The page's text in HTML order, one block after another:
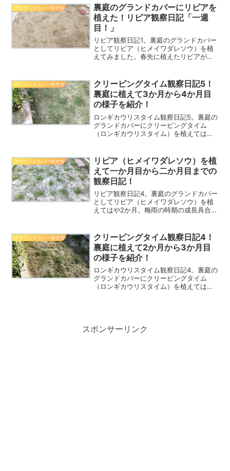
を写真でご紹介！
グラウンドカバー研究室
裏庭のグランドカバーにリピアを
植えた！リピア観察日記「一週
目！」
リピア観察日記1。裏庭のグランドカバー
としてリピア（ヒメイワダレソウ）を植
えてみました。春先に植えたリピアがど
グラウンドカバー研究室
クリーピングタイム観察日記5！
裏庭に植えて3か月から4か月目
の様子を紹介！
ロンギカウリスタイム観察日記5。裏庭の
グランドカバーにクリーピングタイム
（ロンギカウリスタイム）を植えてはや4
庭が適しているのか？なんてこともわか
ってきた。
グラウンドカバー研究室
リピア（ヒメイワダレソウ）を植
えて一か月目から二か月目までの
観察日記！
リピア観察日記4。裏庭のグランドカバー
としてリピア（ヒメイワダレソウ）を植
えてはや2か月。梅雨の時期の成長具合は
グラウンドカバー研究室
クリーピングタイム観察日記4！
裏庭に植えて2か月から3か月目
の様子を紹介！
ロンギカウリスタイム観察日記4。裏庭の
グランドカバーにクリーピングタイム
（ロンギカウリスタイム）を植えてはや3
スポンサーリンク